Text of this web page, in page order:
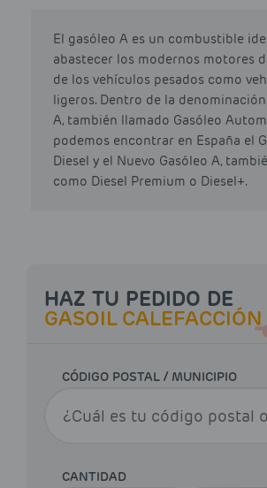
El gasóleo A es un combustible
abastecer los modernos motores
de los vehículos pesados como
ligeros. Dentro de la
A, también llamado Gasóleo
podemos encontrar en España el
Diesel y el Nuevo Gasóleo A,
como Diesel Premium o Diesel+.
HAZ TU PEDIDO DE
GASOIL CALEFACCIÓN
CÓDIGO POSTAL / MUNICIPIO
CANTIDAD